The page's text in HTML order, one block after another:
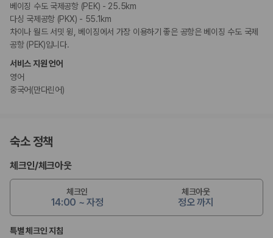
베이징 수도 국제공항 (PEK) - 25.5km
다싱 국제공항 (PKX) - 55.1km
차이나 월드 서밋 윙, 베이징에서 가장 이용하기 좋은 공항은 베이징 수도 국제
공항 (PEK)입니다.
서비스 지원 언어
영어
중국어(만다린어)
숙소 정책
체크인/체크아웃
체크인
14:00 ~ 자정
체크아웃
정오 까지
특별 체크인 지침